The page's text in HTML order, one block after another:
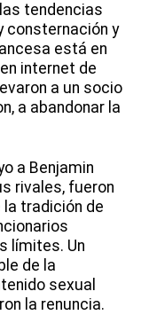
tendencias
consternación y
está en
internet de
a un socio
a abandonar la
a Benjamin
rivales, fueron
tradición de
límites. Un
de la
sexual
la renuncia.